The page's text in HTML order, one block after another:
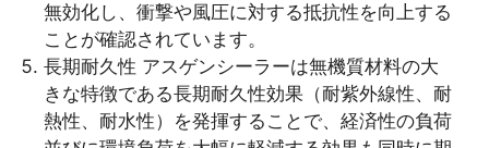
無効化し、衝撃や風圧に対する抵抗性を向上する
ことが確認されています。
長期耐久性 アスゲンシーラーは無機質材料の大
きな特徴である長期耐久性効果（耐紫外線性、耐
熱性、耐水性）を発揮することで、経済性の負荷